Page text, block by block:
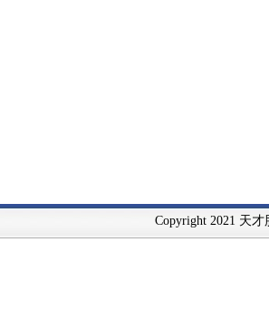
Copyright 2021 天